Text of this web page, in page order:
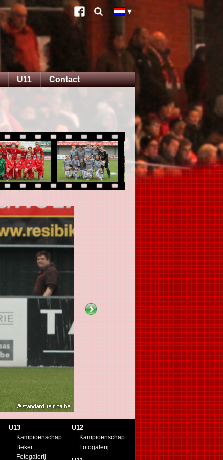
U11 Contact
U13
Kampioenschap
Beker
Fotogalerij
U12
Kampioenschap
Fotogalerij